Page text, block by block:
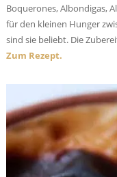
Boquerones, Albondigas,
für den kleinen Hunger
sind sie beliebt. Die
Zum Rezept.